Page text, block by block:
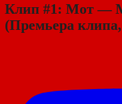
Клип #1: Мот —
(Премьера клипа,